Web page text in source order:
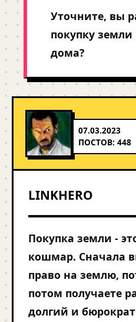
Уточните, вы
покупку земли
дома?
07.03.2023
ПОСТОВ: 448
LINKHERO
Покупка земли -
кошмар. Сначала
право на землю,
потом получаете
долгий и